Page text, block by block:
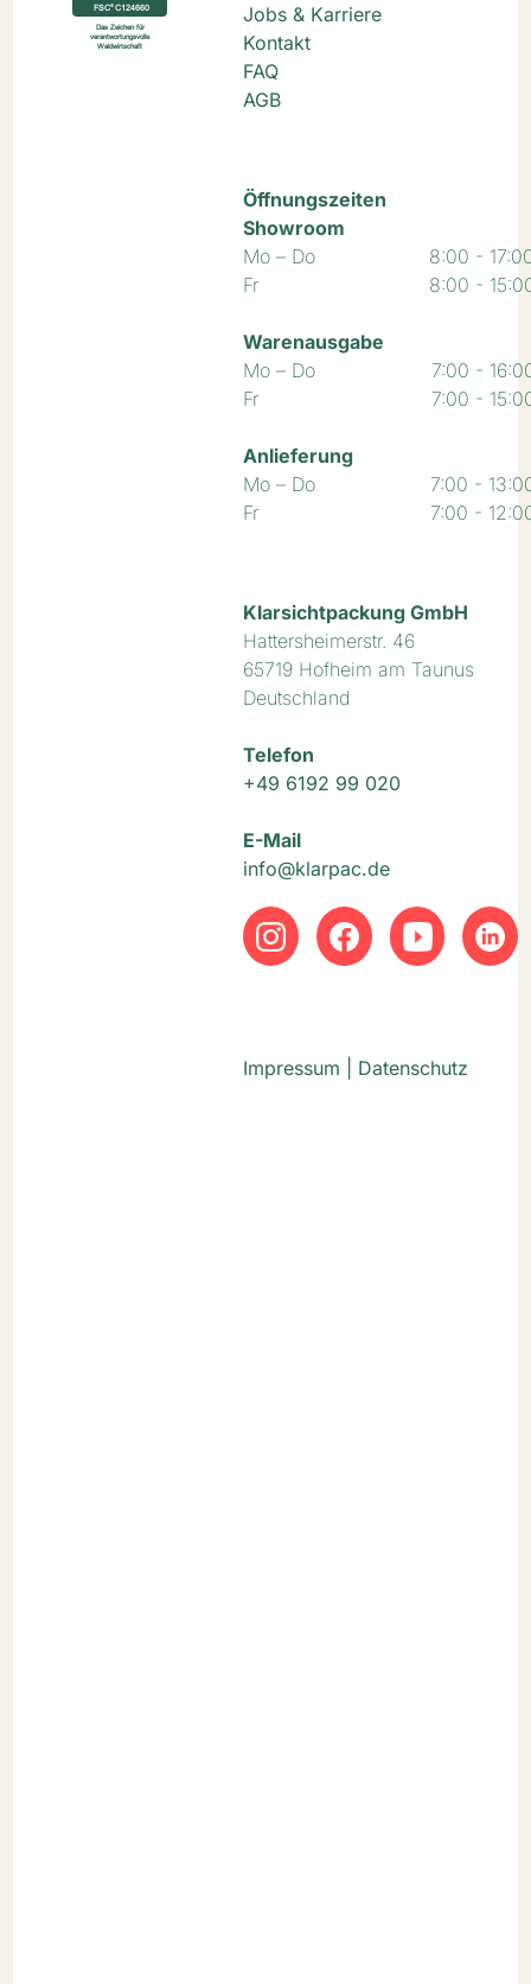
Jobs & Karriere
Kontakt
FAQ
AGB
Öffnungszeiten
Showroom
Mo – Do
Fr
8:00 -
8:00 -
Warenausgabe
Mo – Do
Fr
7:00 -
7:00 -
Anlieferung
Mo – Do
Fr
7:00 -
7:00 -
Klarsichtpackung GmbH
Hattersheimerstr. 46
65719 Hofheim am Taunus
Deutschland
Telefon
+49 6192 99 020
E-Mail
info@klarpac.de
Impressum Datenschutz